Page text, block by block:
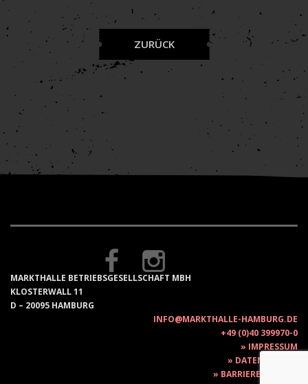
ZURÜCK
MARKTHALLE BETRIEBSGESELLSCHAFT MBH
KLOSTERWALL 11
D – 20095 HAMBURG
INFO@MARKTHALLE-HAMBURG.DE
+49 (0)40 399970-0
IMPRESSUM
DATENSCHUTZ
BARRIEREFREIHEIT